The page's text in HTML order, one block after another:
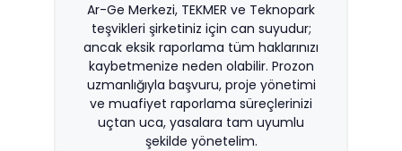
Ar-Ge Merkezi, TEKMER ve Teknopark
teşvikleri şirketiniz için can suyudur;
ancak eksik raporlama tüm haklarınızı
kaybetmenize neden olabilir. Prozon
uzmanlığıyla başvuru, proje yönetimi
ve muafiyet raporlama süreçlerinizi
uçtan uca, yasalara tam uyumlu
şekilde yönetelim.